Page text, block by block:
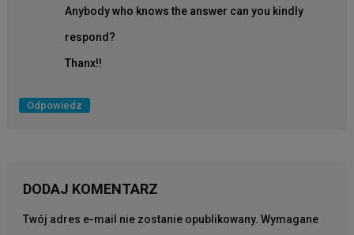
Anybody who knows the answer can you kindly
respond?
Thanx!!
Odpowiedz
DODAJ KOMENTARZ
Twój adres e-mail nie zostanie opublikowany. Wymagane